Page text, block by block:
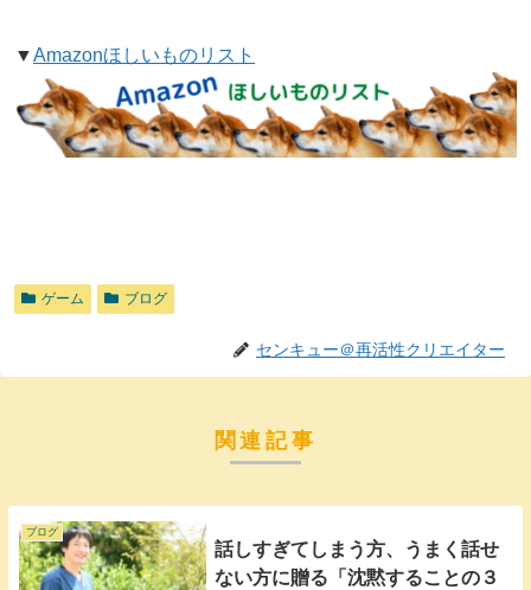
▼Amazonほしいものリスト
ゲーム ブログ
センキュー＠再活性クリエイター
関連記事
ブログ
話しすぎてしまう方、うまく話せ
ない方に贈る「沈黙することの３